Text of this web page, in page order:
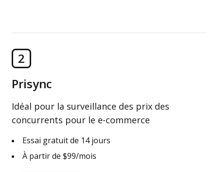
2
Prisync
Idéal pour la surveillance des prix des
concurrents pour le e-commerce
Essai gratuit de 14 jours
À partir de $99/mois